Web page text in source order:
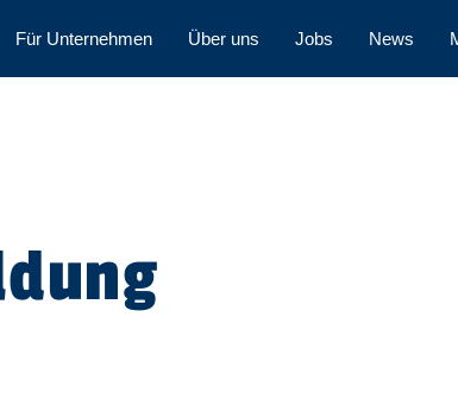
Für Unternehmen Über uns Jobs News